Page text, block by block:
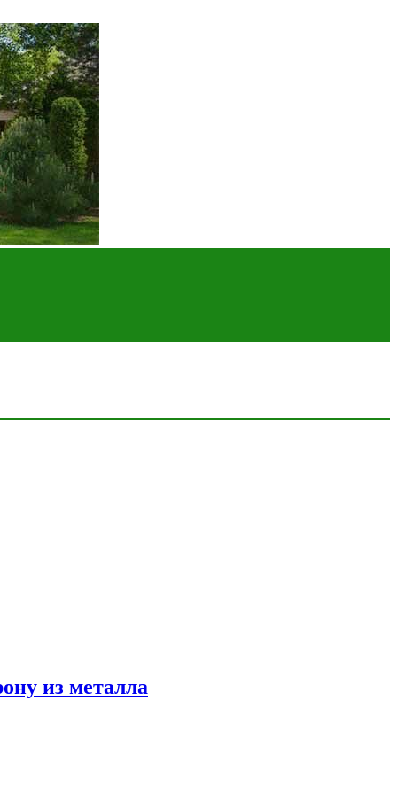
из металла